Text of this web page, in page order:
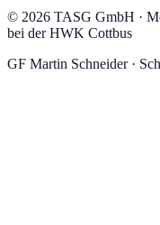
© 2026 TASG GmbH ·
bei der HWK Cottbus
GF Martin Schneider·